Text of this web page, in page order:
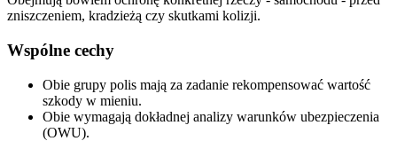
zniszczeniem, kradzieżą czy skutkami kolizji.
Wspólne cechy
Obie grupy polis mają za zadanie rekompensować wartość
szkody w mieniu.
Obie wymagają dokładnej analizy warunków ubezpieczenia
(OWU).